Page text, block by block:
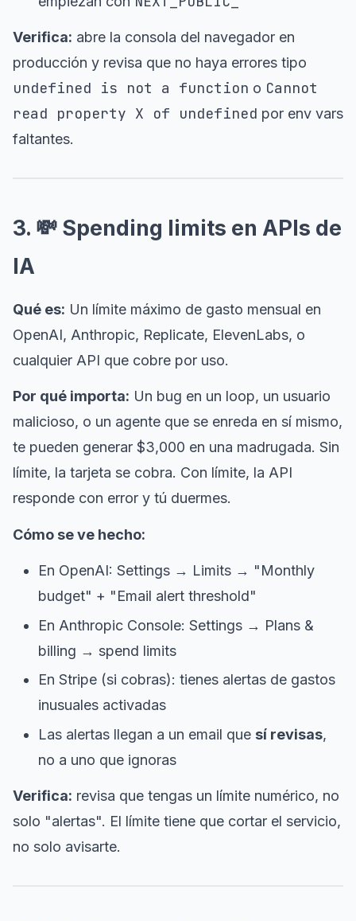
Verifica: abre la consola del navegador en
producción y revisa que no haya errores tipo
undefined is not a function o Cannot
read property X of undefined por env vars
faltantes.
3. 💸 Spending limits en APIs de
IA
Qué es: Un límite máximo de gasto mensual en
OpenAI, Anthropic, Replicate, ElevenLabs, o
cualquier API que cobre por uso.
Por qué importa: Un bug en un loop, un usuario
malicioso, o un agente que se enreda en sí mismo,
te pueden generar $3,000 en una madrugada. Sin
límite, la tarjeta se cobra. Con límite, la API
responde con error y tú duermes.
Cómo se ve hecho:
En OpenAI: Settings → Limits → "Monthly
budget" + "Email alert threshold"
En Anthropic Console: Settings → Plans &
billing → spend limits
En Stripe (si cobras): tienes alertas de gastos
inusuales activadas
Las alertas llegan a un email que sí revisas,
no a uno que ignoras
Verifica: revisa que tengas un límite numérico, no
solo "alertas". El límite tiene que cortar el servicio,
no solo avisarte.